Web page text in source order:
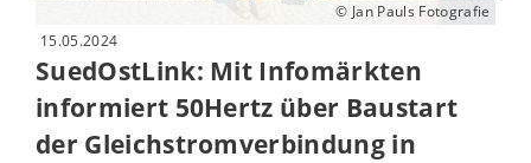
© Jan Pauls Fotografie
15.05.2024
SuedOstLink: Mit Infomärkten
informiert 50Hertz über Baustart
der Gleichstromverbindung in